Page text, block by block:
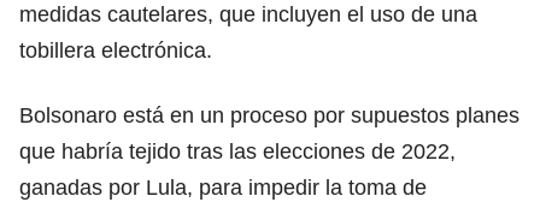
medidas cautelares, que incluyen el uso de una
tobillera electrónica.
Bolsonaro está en un proceso por supuestos planes
que habría tejido tras las elecciones de 2022,
ganadas por Lula, para impedir la toma de